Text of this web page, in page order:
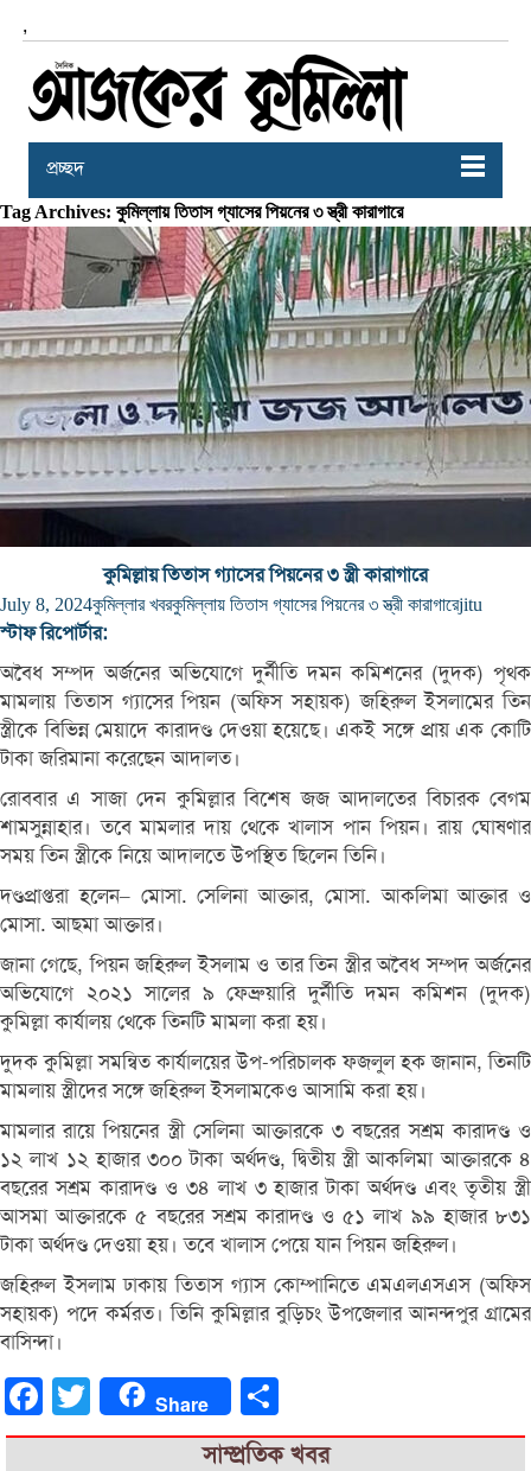
,
প্রচ্ছদ
Tag Archives: কুমিল্লায় তিতাস গ্যাসের পিয়নের ৩ স্ত্রী কারাগারে
কুমিল্লায় তিতাস গ্যাসের পিয়নের ৩ স্ত্রী কারাগারে
July 8, 2024কুমিল্লার খবরকুমিল্লায় তিতাস গ্যাসের পিয়নের ৩ স্ত্রী কারাগারেjitu
স্টাফ রিপোর্টার:
অবৈধ সম্পদ অর্জনের অভিযোগে দুর্নীতি দমন কমিশনের (দুদক) পৃথক
মামলায় তিতাস গ্যাসের পিয়ন (অফিস সহায়ক) জহিরুল ইসলামের তিন
স্ত্রীকে বিভিন্ন মেয়াদে কারাদণ্ড দেওয়া হয়েছে। একই সঙ্গে প্রায় এক কোটি
টাকা জরিমানা করেছেন আদালত।
রোববার এ সাজা দেন কুমিল্লার বিশেষ জজ আদালতের বিচারক বেগম
শামসুন্নাহার। তবে মামলার দায় থেকে খালাস পান পিয়ন। রায় ঘোষণার
সময় তিন স্ত্রীকে নিয়ে আদালতে উপস্থিত ছিলেন তিনি।
দণ্ডপ্রাপ্তরা হলেন– মোসা. সেলিনা আক্তার, মোসা. আকলিমা আক্তার ও
মোসা. আছমা আক্তার।
জানা গেছে, পিয়ন জহিরুল ইসলাম ও তার তিন স্ত্রীর অবৈধ সম্পদ অর্জনের
অভিযোগে ২০২১ সালের ৯ ফেব্রুয়ারি দুর্নীতি দমন কমিশন (দুদক)
কুমিল্লা কার্যালয় থেকে তিনটি মামলা করা হয়।
দুদক কুমিল্লা সমন্বিত কার্যালয়ের উপ-পরিচালক ফজলুল হক জানান, তিনটি
মামলায় স্ত্রীদের সঙ্গে জহিরুল ইসলামকেও আসামি করা হয়।
মামলার রায়ে পিয়নের স্ত্রী সেলিনা আক্তারকে ৩ বছরের সশ্রম কারাদণ্ড ও
১২ লাখ ১২ হাজার ৩০০ টাকা অর্থদণ্ড, দ্বিতীয় স্ত্রী আকলিমা আক্তারকে ৪
বছরের সশ্রম কারাদণ্ড ও ৩৪ লাখ ৩ হাজার টাকা অর্থদণ্ড এবং তৃতীয় স্ত্রী
আসমা আক্তারকে ৫ বছরের সশ্রম কারাদণ্ড ও ৫১ লাখ ৯৯ হাজার ৮৩১
টাকা অর্থদণ্ড দেওয়া হয়। তবে খালাস পেয়ে যান পিয়ন জহিরুল।
জহিরুল ইসলাম ঢাকায় তিতাস গ্যাস কোম্পানিতে এমএলএসএস (অফিস
সহায়ক) পদে কর্মরত। তিনি কুমিল্লার বুড়িচং উপজেলার আনন্দপুর গ্রামের
বাসিন্দা।
FacebookTwitter Share
সাম্প্রতিক খবর